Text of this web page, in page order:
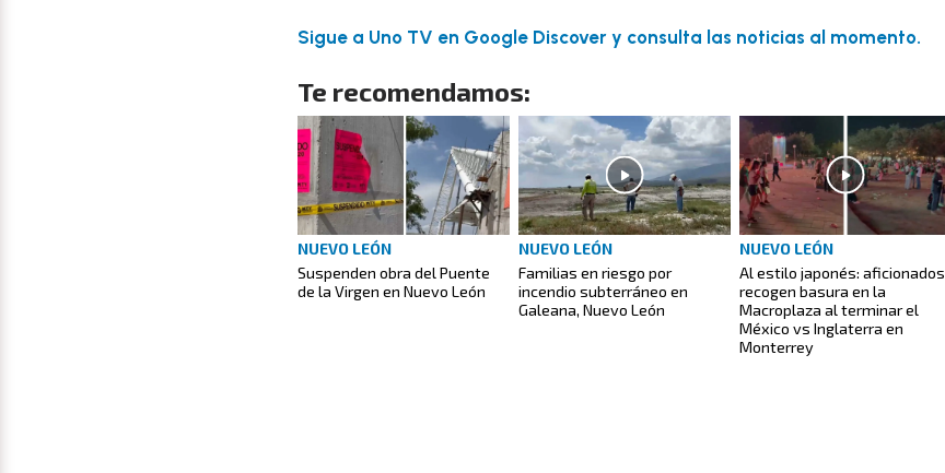
Sigue a Uno TV en Google Discover y consulta las noticias al momento.
Te recomendamos:
NUEVO LEÓN
Suspenden obra del Puente
de la Virgen en Nuevo León
NUEVO LEÓN
Familias en riesgo por
incendio subterráneo en
Galeana, Nuevo León
NUEVO LEÓN
Al estilo japonés: aficionados
recogen basura en la
Macroplaza al terminar el
México vs Inglaterra en
Monterrey